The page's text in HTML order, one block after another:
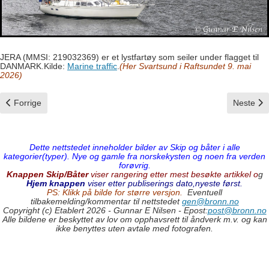
JERA (MMSI: 219032369) er et lystfartøy som seiler under flagget til
DANMARK.Kilde: Marine traffic.(Her Svartsund i Raftsundet 9. mai
2026)
Forrige artikkel: Independence
Forrige Neste
Neste
Dette nettstedet inneholder bilder av Skip og båter i alle
kategorier(typer). Nye og gamle fra norskekysten og noen fra verden
forøvrig.
Knappen Skip/Båterviser rangering etter mest besøkte artikkel og
Hjem knappen viser etter publiserings dato,nyeste først.
PS: Klikk på bilde for større versjon.
Eventuell
tilbakemelding/kommentar til nettstedetgen@bronn.no
Copyright (c) Etablert 2026 - Gunnar E Nilsen - Epost:post@bronn.no
Alle bildene er beskyttet av lov om opphavsrett til åndverk m.v. og kan
ikke benyttes uten avtale med fotografen.